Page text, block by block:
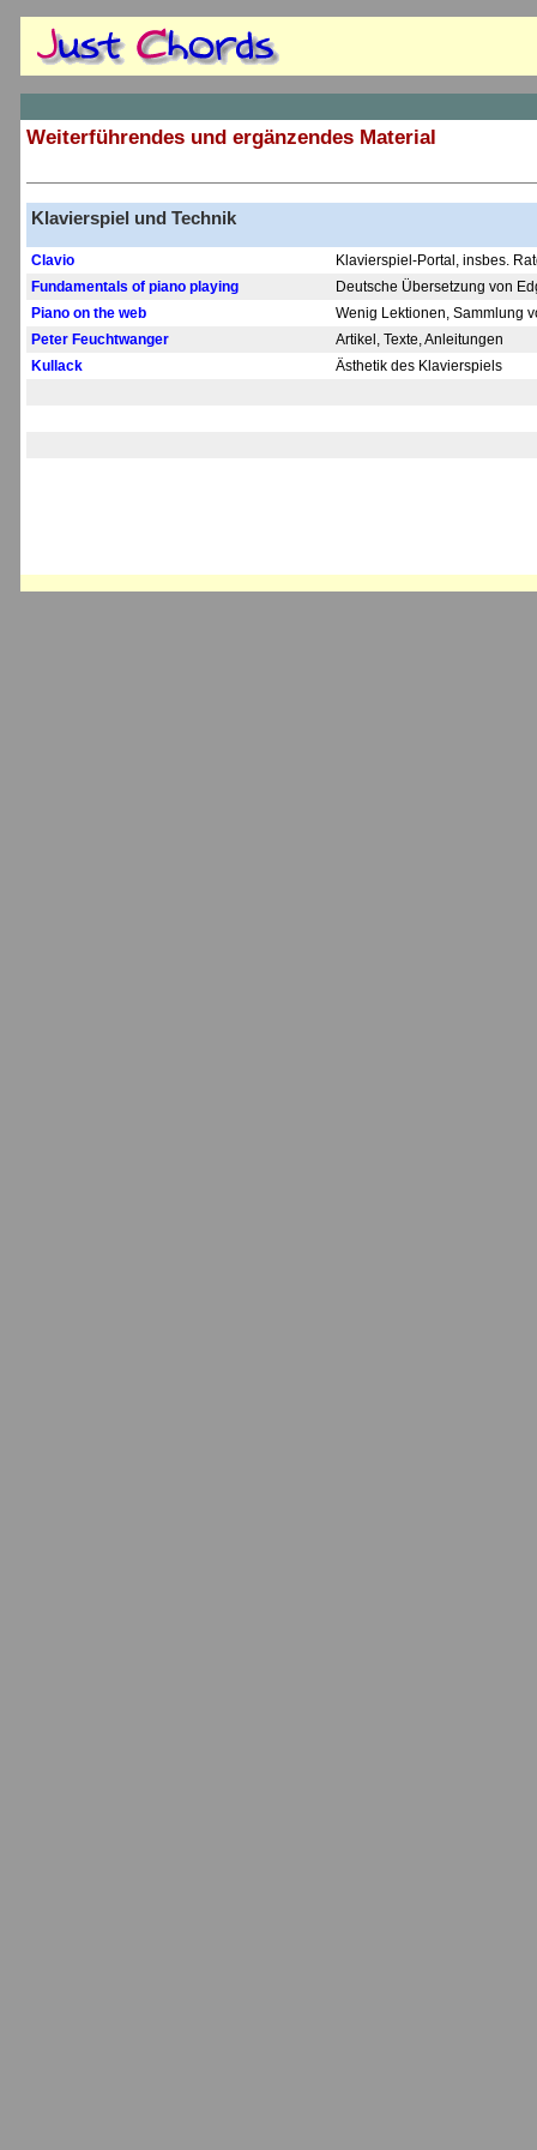
Weiterführendes und ergänzendes Material
Klavierspiel und Technik
Clavio
Klavierspiel-Portal, insbes.
Fundamentals of piano playing
Deutsche Übersetzung von
Piano on the web
Wenig Lektionen, Sammlung
Peter Feuchtwanger
Artikel, Texte, Anleitungen
Kullack
Ästhetik des Klavierspiels